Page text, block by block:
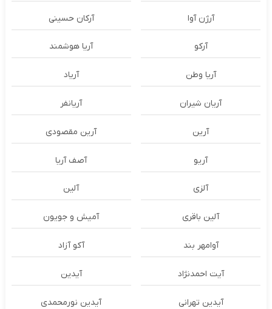
آرژن آوا آرکان حسینی
آرکو آریا هوشمند
آریا وطن آریاد
آریان شیران آریانفر
آرین آرین مقصودی
آریو آصف آریا
آلزی آلین
آلین باقری آمیش و جویون
آوامهر بند آکو آزاد
آیت احمدنژاد آیدین
آیدین تهرانی آیدین نورمحمدی